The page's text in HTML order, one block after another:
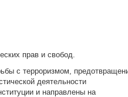
прав и свобод.
с терроризмом,
деятельности
и направлены на